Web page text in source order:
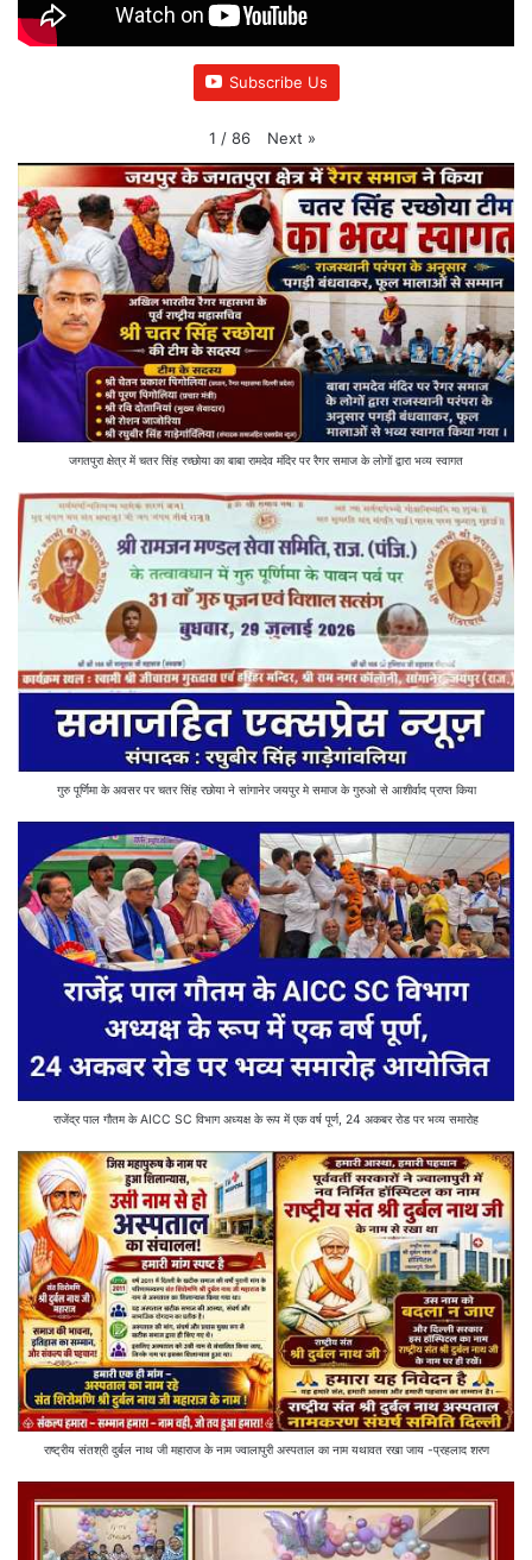
Subscribe Us
1 / 86 Next »
जगतपुरा क्षेत्र में चतर सिंह रच्छोया का बाबा रामदेव मंदिर पर रैगर समाज के लोगों द्वारा भव्य स्वागत
गुरु पूर्णिमा के अवसर पर चतर सिंह रछोया ने सांगानेर जयपुर मे समाज के गुरुओ से आशीर्वाद प्राप्त किया
राजेंद्र पाल गौतम के AICC SC विभाग अध्यक्ष के रूप में एक वर्ष पूर्ण, 24 अकबर रोड पर भव्य समारोह
राष्ट्रीय संतश्री दुर्बल नाथ जी महाराज के नाम ज्वालापुरी अस्पताल का नाम यथावत रखा जाय -प्रहलाद शरण